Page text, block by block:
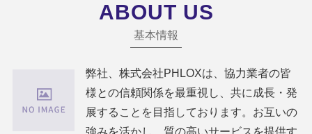
ABOUT US
基本情報
弊社、株式会社PHLOXは、協力業者の皆
様との信頼関係を最重視し、共に成長・発
展することを目指しております。お互いの